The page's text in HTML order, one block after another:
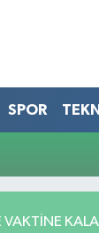
SPOR
VAKTINE